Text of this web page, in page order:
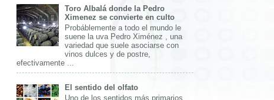
Toro Albalá donde la Pedro
Ximenez se convierte en culto
Probáblemente a todo el mundo le
suene la uva Pedro Ximénez , una
variedad que suele asociarse con
vinos dulces y de postre,
efectivamente ...
El sentido del olfato
Uno de los sentidos más primarios